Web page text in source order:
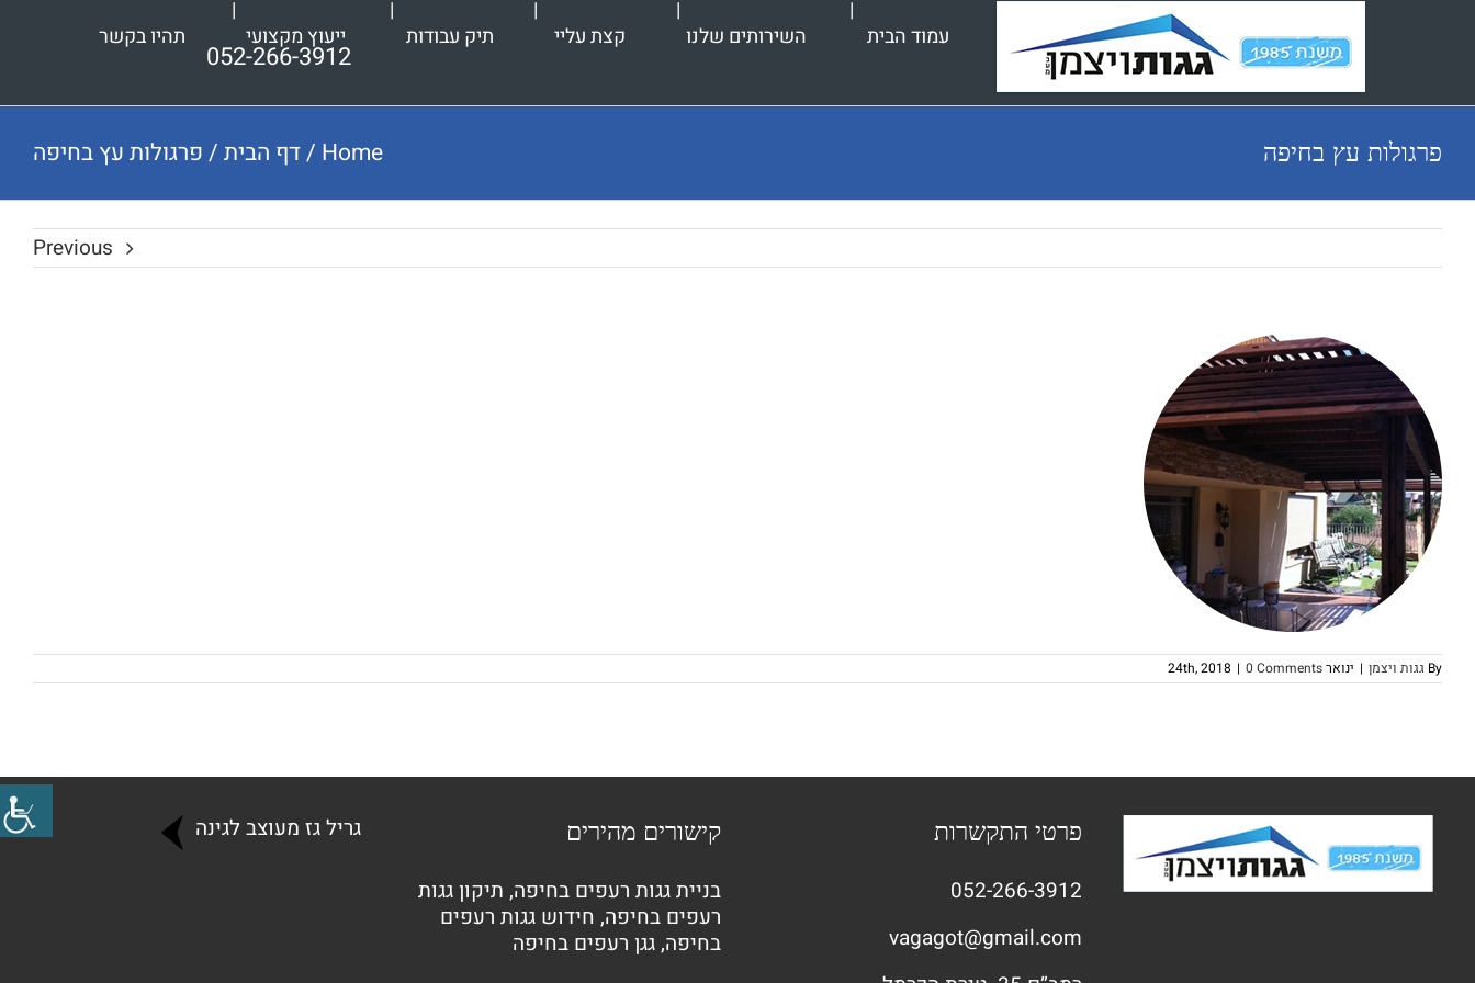
052-266-3912
עמוד הבית השירותים שלנו קצת עליי תיק עבודות ייעוץ מקצועי תהיו בקשר
פרגולות עץ בחיפה Home
/דף הבית/פרגולות עץ בחיפה
Previous
By גגות ויצמן | ינואר 24th, 2018 | 0 Comments
פרטי התקשרות
052-266-3912
vagagot@gmail.com
קישורים מהירים
בניית גגות רעפים בחיפה, תיקון גגות
רעפים בחיפה, חידוש גגות רעפים
בחיפה,גגן רעפים בחיפה
גריל גז מעוצב לגינה